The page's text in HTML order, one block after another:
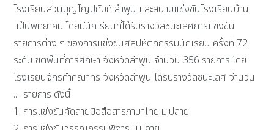
โรงเรียนส่วนบุญโญปถัมภ์ ลำพูน และสนามแข่งขันโรงเรียนบ้าน
แป้นพิทยาคม โดยมีนักเรียนที่ได้รับรางวัลชนะเลิศการแข่งขัน
รายการต่าง ๆ ของการแข่งขันศิลปหัตถกรรมนักเรียน ครั้งที่ 72
ระดับเขตพื้นที่การศึกษา จังหวัดลำพูน จำนวน 356 รายการ โดย
โรงเรียนจักรคำคณาทร จังหวัดลำพูน ได้รับรางวัลชนะเลิศ จำนวน
.... รายการ ดังนี้
1. การแข่งขันคัดลายมือสื่อสารภาษาไทย ม.ปลาย